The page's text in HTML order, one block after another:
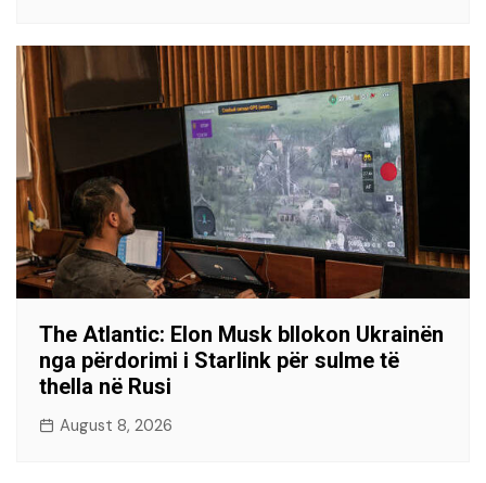
The Atlantic: Elon Musk bllokon Ukrainën
nga përdorimi i Starlink për sulme të
thella në Rusi
August 8, 2026